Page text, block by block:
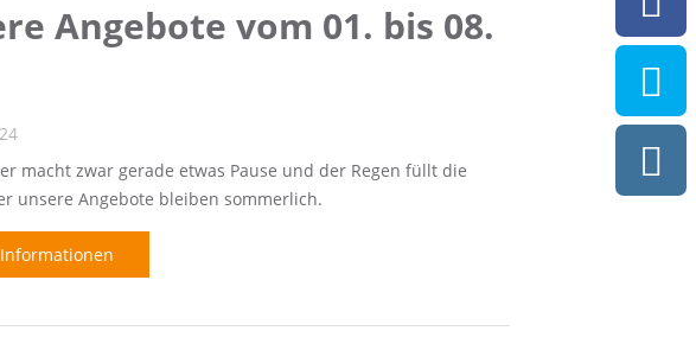
Angebote vom 01. bis 08.
macht zwar gerade etwas Pause und der Regen füllt die
unsere Angebote bleiben sommerlich.